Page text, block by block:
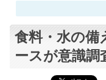
食料・水の備
ースが意識調